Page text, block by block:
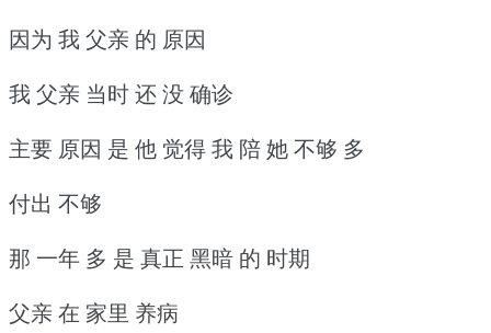
因为 我 父亲 的 原因
我 父亲 当时 还 没 确诊
主要 原因 是 他 觉得 我 陪 她 不够 多
付出 不够
那 一年 多 是 真正 黑暗 的 时期
父亲 在 家里 养病